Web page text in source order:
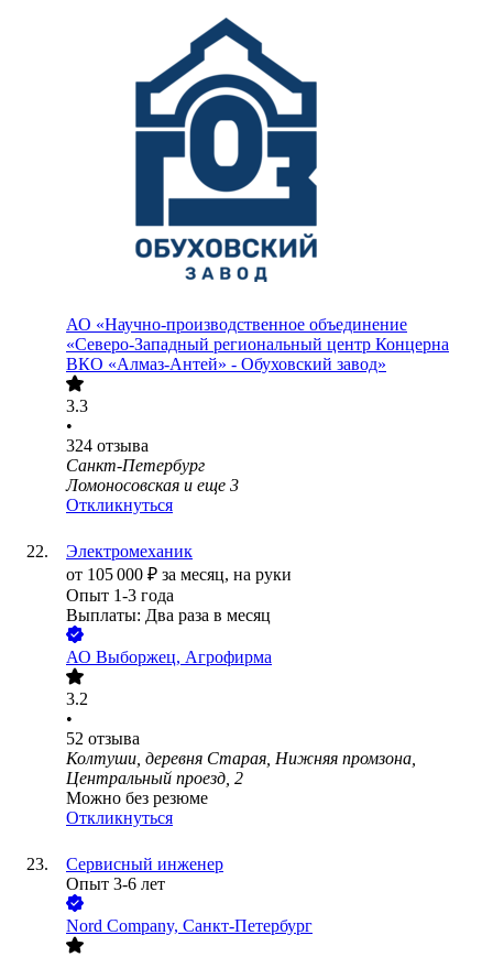
АО «Научно-производственное объединение
«Северо-Западный региональный центр Концерна
ВКО «Алмаз-Антей» - Обуховский завод»
3.3
•
324 отзыва
Санкт-Петербург
Ломоносовская и еще 3
Откликнуться
Электромеханик
от 105 000 ₽ за месяц, на руки
Опыт 1-3 года
Выплаты: Два раза в месяц
АО Выборжец, Агрофирма
3.2
•
52 отзыва
Колтуши, деревня Старая, Нижняя промзона,
Центральный проезд, 2
Можно без резюме
Откликнуться
Сервисный инженер
Опыт 3-6 лет
Nord Company, Санкт-Петербург